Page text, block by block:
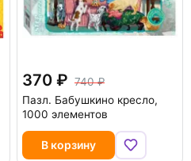
370
740
Пазл. Бабушкино кресло,
1000 элементов
В корзину